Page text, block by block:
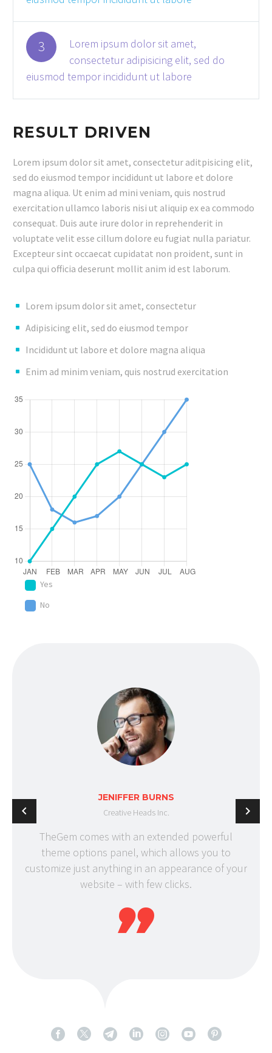
3
Lorem ipsum dolor sit amet,
consectetur adipisicing elit, sed do
eiusmod tempor incididunt ut labore
RESULT DRIVEN
Lorem ipsum dolor sit amet, consectetur aditpisicing elit,
sed do eiusmod tempor incididunt ut labore et dolore
magna aliqua. Ut enim ad mini veniam, quis nostrud
exercitation ullamco laboris nisi ut aliquip ex ea commodo
consequat. Duis aute irure dolor in reprehenderit in
voluptate velit esse cillum dolore eu fugiat nulla pariatur.
Excepteur sint occaecat cupidatat non proident, sunt in
culpa qui officia deserunt mollit anim id est laborum.
Lorem ipsum dolor sit amet, consectetur
Adipisicing elit, sed do eiusmod tempor
Incididunt ut labore et dolore magna aliqua
Enim ad minim veniam, quis nostrud exercitation
Yes
No
JENIFFER BURNS
Creative Heads Inc.
TheGem comes with an extended powerful
theme options panel, which allows you to
customize just anything in an appearance of your
website – with few clicks.